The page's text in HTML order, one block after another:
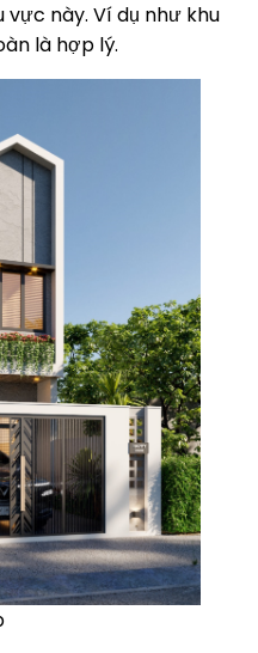
này. Ví dụ như khu
là hợp lý.